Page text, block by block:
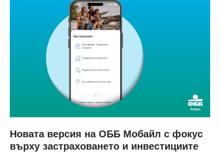
Новата версия на ОББ Мобайл с фокус
върху застраховането и инвестициите